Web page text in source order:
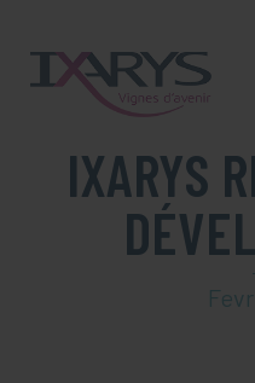
IXARYS